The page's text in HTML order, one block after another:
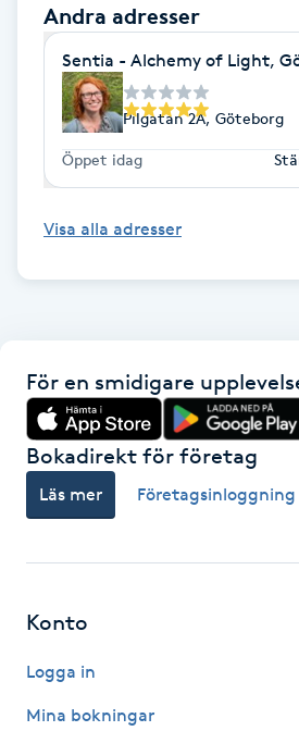
IPL hårborttagning
IR-massage
Kemisk peeling
Keratinbehandling
Kiropraktik
Klangmassage
Andra adresser
Sentia - Alchemy of Light,
Pilgatan 2A, Göteborg
Öppet idag
Visa alla adresser
För en smidigare
Bokadirekt för företag
Läs mer Företagsinloggning
Konto
Logga in
Mina bokningar